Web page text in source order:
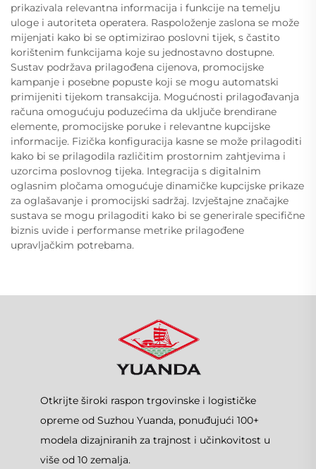
prikazivala relevantna informacija i funkcije na temelju
uloge i autoriteta operatera. Raspoloženje zaslona se može
mijenjati kako bi se optimizirao poslovni tijek, s častito
korištenim funkcijama koje su jednostavno dostupne.
Sustav podržava prilagođena cijenova, promocijske
kampanje i posebne popuste koji se mogu automatski
primijeniti tijekom transakcija. Mogućnosti prilagođavanja
računa omogućuju poduzećima da uključe brendirane
elemente, promocijske poruke i relevantne kupcijske
informacije. Fizička konfiguracija kasne se može prilagoditi
kako bi se prilagodila različitim prostornim zahtjevima i
uzorcima poslovnog tijeka. Integracija s digitalnim
oglasnim pločama omogućuje dinamičke kupcijske prikaze
za oglašavanje i promocijski sadržaj. Izvještajne značajke
sustava se mogu prilagoditi kako bi se generirale specifične
biznis uvide i performanse metrike prilagođene
upravljačkim potrebama.
Otkrijte široki raspon trgovinske i logističke
opreme od Suzhou Yuanda, ponuđujući 100+
modela dizajniranih za trajnost i učinkovitost u
više od 10 zemalja.